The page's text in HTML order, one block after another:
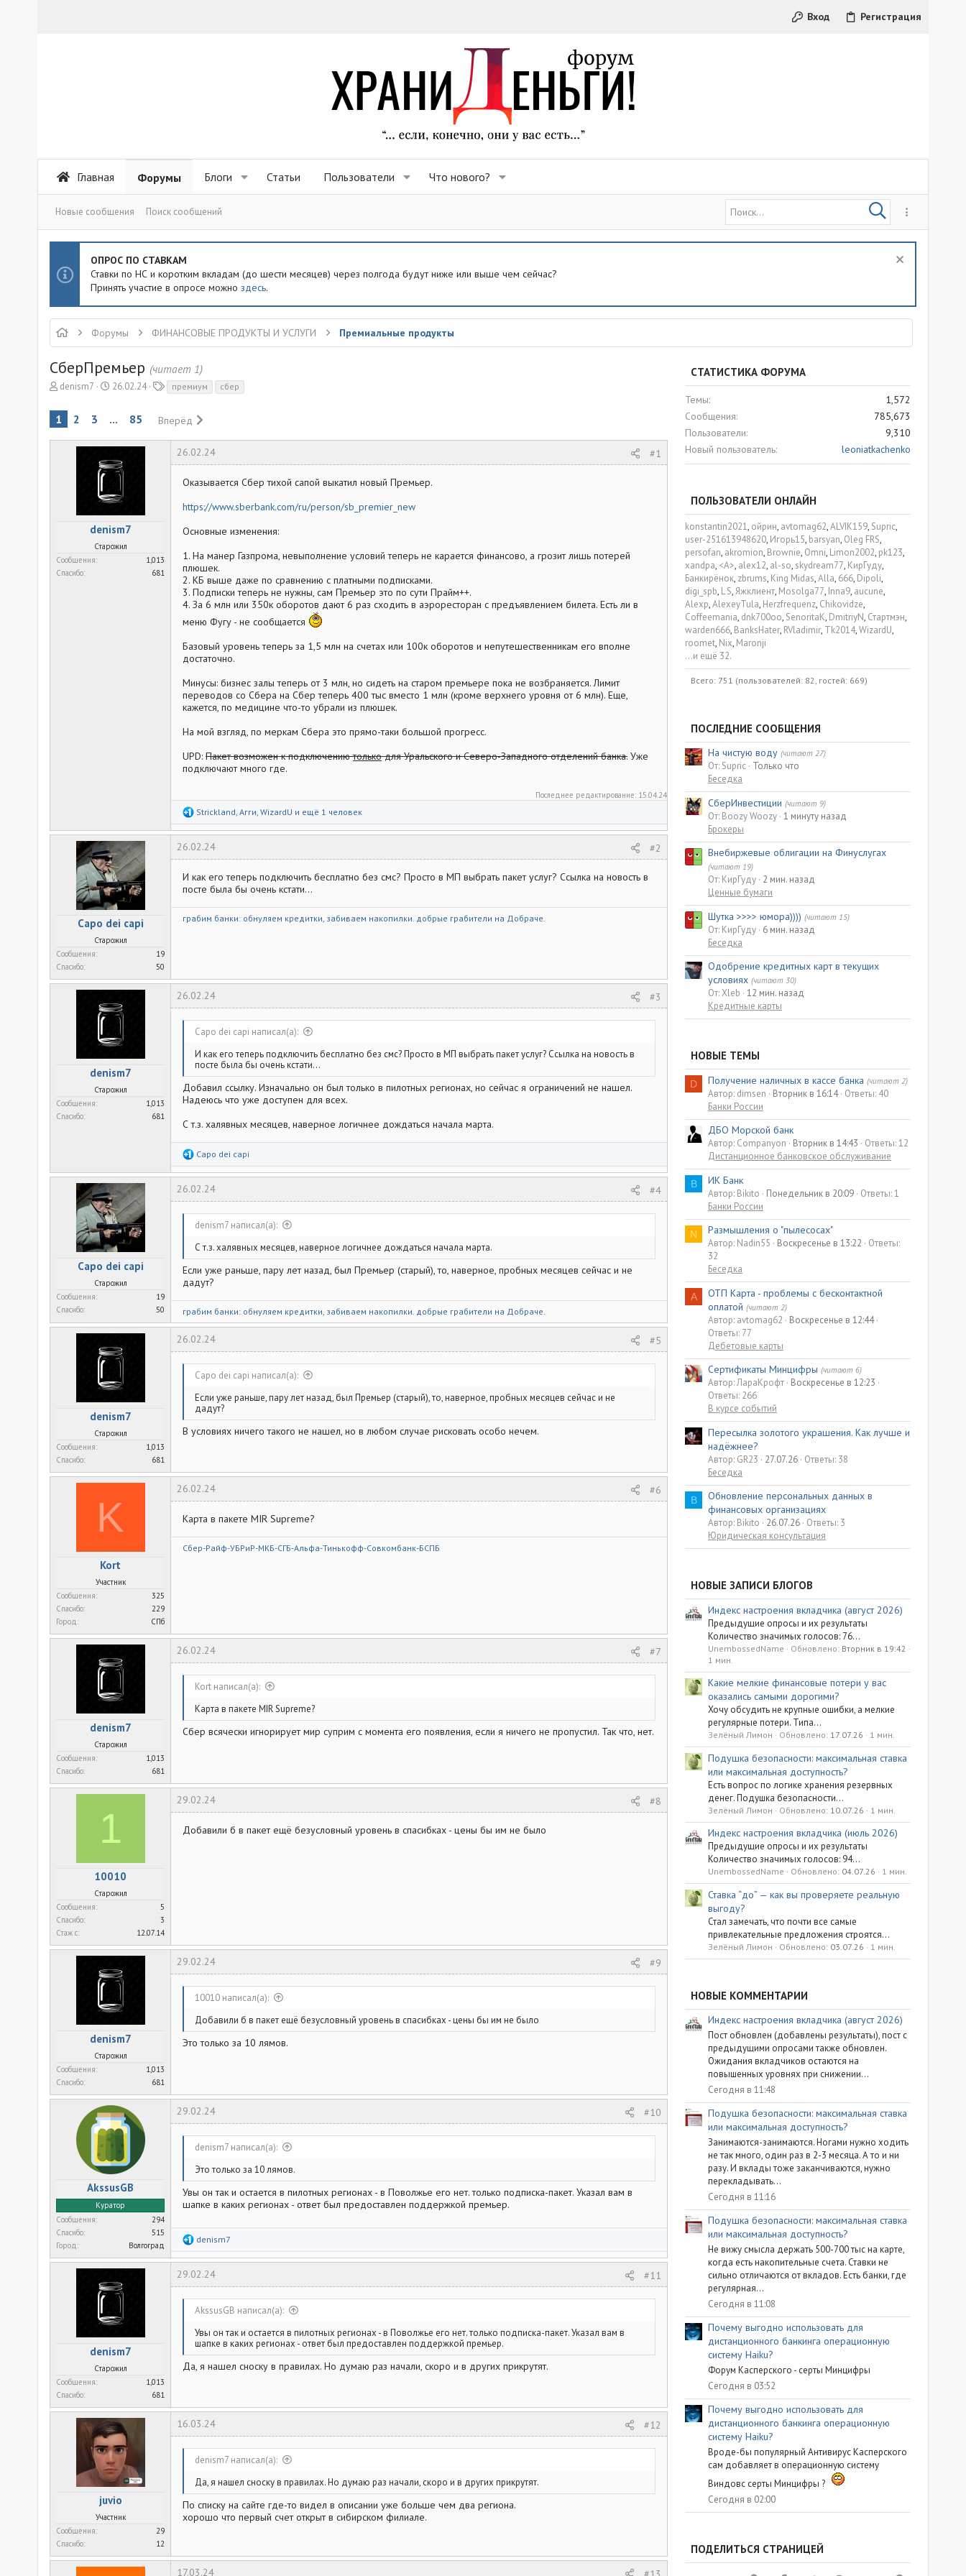
Вход Регистрация
Главная Форумы Блоги Статьи Пользователи Что нового?
Новые сообщения Поиск сообщений
ОПРОС ПО СТАВКАМ
Ставки по НС и коротким вкладам (до шести месяцев) через полгода будут ниже или выше чем сейчас?
Принять участие в опросе можно здесь.
Форумы ФИНАНСОВЫЕ ПРОДУКТЫ И УСЛУГИ Премиальные продукты
СберПремьер (читает 1)
А
т
о
р
denism7
Д
а
н
а
ч
а
а
26.02.24
и
премиум сбер
1 2 3 ... 85 Вперёд
denism7
Старожил
Сообщения
1,013
Спасибо
681
26.02.24 #1
Оказывается Сбер тихой сапой выкатил новый Премьер.
https://www.sberbank.com/ru/person/sb_premier_new
Основные изменения:
1. На манер Газпрома, невыполнение условий теперь не карается финансово, а грозит лишь потерей
плюшек.
2. КБ выше даже по сравнению с платными подписками.
3. Подписки теперь не нужны, сам Премьер это по сути Прайм++.
4. За 6 млн или 350к оборотов дают 6 раз сходить в аэроресторан с предъявлением билета. Есть ли в
меню Фугу - не сообщается
Базовый уровень теперь за 1,5 млн на счетах или 100к оборотов и непутешественникам его вполне
достаточно.
Минусы: бизнес залы теперь от 3 млн, но сидеть на старом премьере пока не возбраняется. Лимит
переводов со Сбера на Сбер теперь 400 тыс вместо 1 млн (кроме верхнего уровня от 6 млн). Еще,
кажется, по медицине что-то убрали из плюшек.
На мой взгляд, по меркам Сбера это прямо-таки большой прогресс.
UPD: Пакет возможен к подключениютолькодля Уральского и Северо-Западного отделений банка. Уже
подключают много где.
Последнее редактирование: 15.04.24
Р
а
ц
и
:
Strickland Агги WizardU и ещё 1 человек
Capo dei capi
Старожил
Сообщения
19
Спасибо
50
26.02.24 #2
И как его теперь подключить бесплатно без смс? Просто в МП выбрать пакет услуг? Ссылка на новость в
посте была бы очень кстати...
грабим банки: обнуляем кредитки, забиваем накопилки. добрые грабители на Добраче
denism7
Старожил
Сообщения
1,013
Спасибо
681
26.02.24 #3
Capo dei capi написал(а):
И как его теперь подключить бесплатно без смс? Просто в МП выбрать пакет услуг? Ссылка на новость в
посте была бы очень кстати...
Добавил ссылку. Изначально он был только в пилотных регионах, но сейчас я ограничений не нашел.
Надеюсь что уже доступен для всех.
С т.з. халявных месяцев, наверное логичнее дождаться начала марта.
Р
а
к
ц
и
и
:
Capo dei capi
Capo dei capi
Старожил
Сообщения
19
Спасибо
50
26.02.24 #4
denism7 написал(а):
С т.з. халявных месяцев, наверное логичнее дождаться начала марта.
Если уже раньше, пару лет назад, был Премьер (старый), то, наверное, пробных месяцев сейчас и не
дадут?
грабим банки: обнуляем кредитки, забиваем накопилки. добрые грабители на Добраче.
denism7
Старожил
Сообщения
1,013
Спасибо
681
26.02.24 #5
Capo dei capi написал(а):
Если уже раньше, пару лет назад, был Премьер (старый), то, наверное, пробных месяцев сейчас и не
дадут?
В условиях ничего такого не нашел, но в любом случае рисковать особо нечем.
K
Kort
Участник
Сообщения
325
Спасибо
229
Город
СПб
26.02.24 #6
Карта в пакете MIR Supreme?
Сбер-Райф-УБРиР-МКБ-СГБ-Альфа-Тинькофф-Совкомбанк-БСПБ
denism7
Старожил
Сообщения
1,013
Спасибо
681
26.02.24 #7
Kort написал(а):
Карта в пакете MIR Supreme?
Сбер всячески игнорирует мир суприм с момента его появления, если я ничего не пропустил. Так что, нет.
1
10010
Старожил
Сообщения
5
Спасибо
3
Стаж c
12.07.14
29.02.24 #8
Добавили б в пакет ещё безусловный уровень в спасибках - цены бы им не было
denism7
Старожил
Сообщения
1,013
Спасибо
681
29.02.24 #9
10010 написал(а):
Добавили б в пакет ещё безусловный уровень в спасибках - цены бы им не было
Это только за 10 лямов.
AkssusGB
Куратор
Сообщения
294
Спасибо
515
Город
Волгоград
29.02.24 #10
denism7 написал(а):
Это только за 10 лямов.
Увы он так и остается в пилотных регионах - в Поволжье его нет. только подписка-пакет. Указал вам в
шапке в каких регионах - ответ был предоставлен поддержкой премьер.
Р
а
к
ц
и
и
:
denism7
denism7
Старожил
Сообщения
1,013
Спасибо
681
29.02.24 #11
AkssusGB написал(а):
Увы он так и остается в пилотных регионах - в Поволжье его нет. только подписка-пакет. Указал вам в
шапке в каких регионах - ответ был предоставлен поддержкой премьер.
Да, я нашел сноску в правилах. Но думаю раз начали, скоро и в других прикрутят.
juvio
Участник
Сообщения
29
Спасибо
12
16.03.24 #12
denism7 написал(а):
Да, я нашел сноску в правилах. Но думаю раз начали, скоро и в других прикрутят.
По списку на сайте где-то видел в описании уже больше чем два региона.
хорошо что первый счет открыт в сибирском филиале.
17.03.24
СТАТИСТИКА ФОРУМА
Темы
1,572
Сообщения
785,673
Пользователи
9,310
Новый пользователь
leoniatkachenko
ПОЛЬЗОВАТЕЛИ ОНЛАЙН
konstantin2021 ойрин avtomag62 ALVIK159 Supric
user-251613948620 Игорь15 barsyan Oleg FRS
persofan akromion Brownie Omni Limon2002 pk123
xandpa <A> alex12 al-so skydream77 КирГуду
Банкирёнок zbrums King Midas Alla 666 Dipoli
digi_spb L S Яжклиент Mosolga77 Inna9 aucune
Alexp AlexeyTula Herzfrequenz Chikovidze
Coffeemania dnk700oo SenoritaK DmitriyN Стартмэн
warden666 BanksHater RVladimir Tk2014 WizardU
roomet Nix Maronji
...и ещё 32.
Всего: 751 (пользователей: 82, гостей: 669)
ПОСЛЕДНИЕ СООБЩЕНИЯ
На чистую воду (читают 27)
От: Supric Только что
Беседка
СберИнвестиции (читают 9)
От: Boozy Woozy 1 минуту назад
Брокеры
Внебиржевые облигации на Финуслугах
(читают 19)
От: КирГуду 2 мин. назад
Ценные бумаги
Шутка >>>> юмора)))) (читают 15)
От: КирГуду 6 мин. назад
Беседка
Одобрение кредитных карт в текущих
условиях (читают 30)
От: Xleb 12 мин. назад
Кредитные карты
НОВЫЕ ТЕМЫ
D Получение наличных в кассе банка (читают 2)
Автор: dimsen Вторник в 16:14 Ответы: 40
Банки России
ДБО Морской банк
Автор: Companyon Вторник в 14:43
Ответы: 12
Дистанционное банковское обслуживание
B ИК Банк
Автор: Bikito Понедельник в 20:09 Ответы: 1
Банки России
N Размышления о "пылесосах"
Автор: Nadin55 Воскресенье в 13:22
Ответы:
32
Беседка
A
ОТП Карта - проблемы с бесконтактной
оплатой (читают 2)
Автор: avtomag62
Воскресенье в 12:44
Ответы: 77
Дебетовые карты
Сертификаты Минцифры (читают 6)
Автор: ЛараКрофт Воскресенье в 12:23
Ответы: 266
В курсе событий
Пересылка золотого украшения. Как лучше и
надёжнее?
Автор: GR23 27.07.26 Ответы: 38
Беседка
B
Обновление персональных данных в
финансовых организациях
Автор: Bikito 26.07.26 Ответы: 3
Юридическая консультация
НОВЫЕ ЗАПИСИ БЛОГОВ
Индекс настроения вкладчика (август 2026)
Предыдущие опросы и их результаты
Количество значимых голосов: 76...
UnembossedName Обновлено: Вторник в 19:42
1 мин.
Какие мелкие финансовые потери у вас
оказались самыми дорогими?
Хочу обсудить не крупные ошибки, а мелкие
регулярные потери. Типа...
Зелёный Лимон Обновлено: 17.07.26 1 мин.
Подушка безопасности: максимальная ставка
или максимальная доступность?
Есть вопрос по логике хранения резервных
денег. Подушка безопасности...
Зелёный Лимон Обновлено: 10.07.26 1 мин.
Индекс настроения вкладчика (июль 2026)
Предыдущие опросы и их результаты
Количество значимых голосов: 94...
UnembossedName Обновлено: 04.07.26 1 мин.
Ставка “до” — как вы проверяете реальную
выгоду?
Стал замечать, что почти все самые
привлекательные предложения строятся...
Зелёный Лимон Обновлено: 03.07.26 1 мин.
НОВЫЕ КОММЕНТАРИИ
Индекс настроения вкладчика (август 2026)
Пост обновлен (добавлены результаты), пост с
предыдущими опросами также обновлен.
Ожидания вкладчиков остаются на
повышенных уровнях при снижении...
Сегодня в 11:48
Подушка безопасности: максимальная ставка
или максимальная доступность?
Занимаются-занимаются. Ногами нужно ходить
не так много, один раз в 2-3 месяца. А то и ни
разу. И вклады тоже заканчиваются, нужно
перекладывать...
Сегодня в 11:16
Подушка безопасности: максимальная ставка
или максимальная доступность?
Не вижу смысла держать 500-700 тыс на карте,
когда есть накопительные счета. Ставки не
сильно отличаются от вкладов. Есть банки, где
регулярная...
Сегодня в 11:08
Почему выгодно использовать для
дистанционного банкинга операционную
систему Haiku?
Форум Касперского - серты Минцифры
Сегодня в 03:52
Почему выгодно использовать для
дистанционного банкинга операционную
систему Haiku?
Вроде-бы популярный Антивирус Касперского
сам добавляет в операционную систему
Виндовс серты Минцифры ?
Сегодня в 02:00
ПОДЕЛИТЬСЯ СТРАНИЦЕЙ